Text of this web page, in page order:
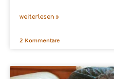
weiterlesen »
2 Kommentare